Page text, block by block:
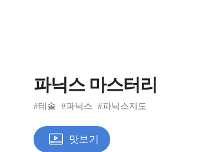
파닉스 마스터리
#테솔 #파닉스 #파닉스지도
맛보기